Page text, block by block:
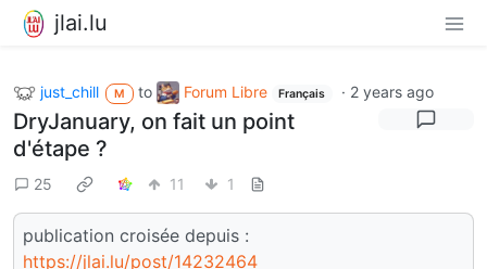
jlai.lu
just_chill M to Forum Libre Français · 2 years ago
DryJanuary, on fait un point
d'étape ?
25 11 1
publication croisée depuis :
https://jlai.lu/post/14232464